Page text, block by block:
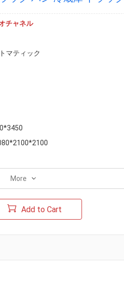
チャネル
マティック
More
Add to Cart